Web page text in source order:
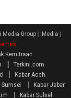
Media Group | iMedia
.
Kemitraan
Terkini.com
Kabar Aceh
Sumsel
Kabar Jabar
Kabar Sulsel